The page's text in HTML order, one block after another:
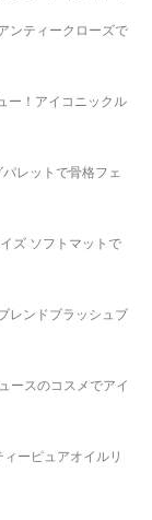
ンティークローズで
ー！アイコニックル
レットで骨格フェ
ズ ソフトマットで
レンドブラッシュブ
ースのコスメでアイ
ーピュアオイルリ